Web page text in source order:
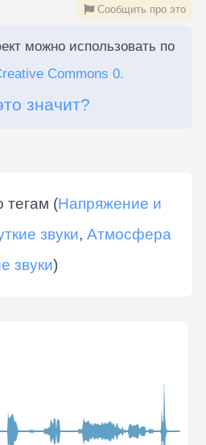
Сообщить про это
можно использовать по
Commons 0.
значит?
тегам (Напряжение и
звуки, Атмосфера
звуки)